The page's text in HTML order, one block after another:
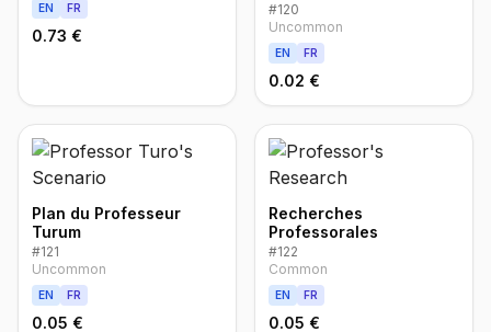
EN FR
0.73 €
#120
Uncommon
EN FR
0.02 €
Plan du Professeur
Turum
#121
Uncommon
EN FR
0.05 €
Recherches
Professorales
#122
Common
EN FR
0.05 €